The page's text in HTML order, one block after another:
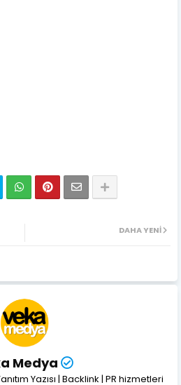
DAHA YENI
Medya
Yazısı | Backlink | PR hizmetleri